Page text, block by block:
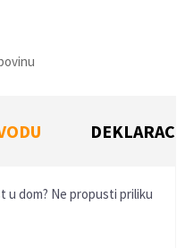
u dom? Ne propusti priliku